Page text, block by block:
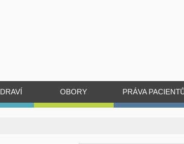
OBORY PRÁVA